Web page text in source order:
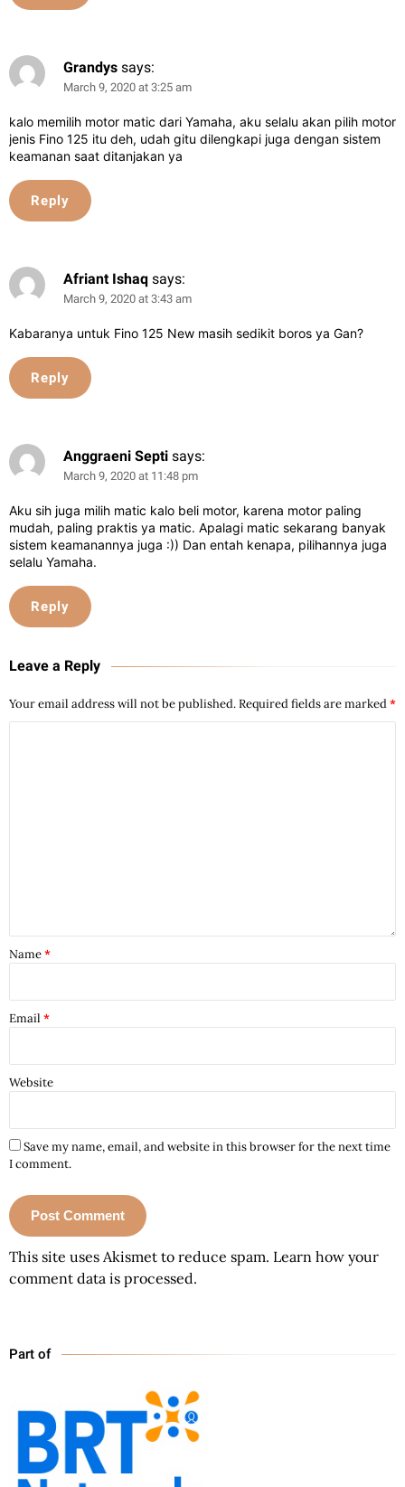
Grandys says:
March 9, 2020 at 3:25 am
kalo memilih motor matic dari Yamaha, aku selalu akan pilih motor
jenis Fino 125 itu deh, udah gitu dilengkapi juga dengan sistem
keamanan saat ditanjakan ya
Reply
Afriant Ishaq says:
March 9, 2020 at 3:43 am
Kabaranya untuk Fino 125 New masih sedikit boros ya Gan?
Reply
Anggraeni Septi says:
March 9, 2020 at 11:48 pm
Aku sih juga milih matic kalo beli motor, karena motor paling
mudah, paling praktis ya matic. Apalagi matic sekarang banyak
sistem keamanannya juga :)) Dan entah kenapa, pilihannya juga
selalu Yamaha.
Reply
Leave a Reply
Your email address will not be published.Required fields are marked*
Name*
Email *
Website
Save my name, email, and website in this browser for the next time
I comment.
This site uses Akismet to reduce spam. Learn how your
comment data is processed.
Part of